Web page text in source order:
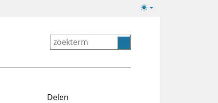
Lichte/donkere
Delen